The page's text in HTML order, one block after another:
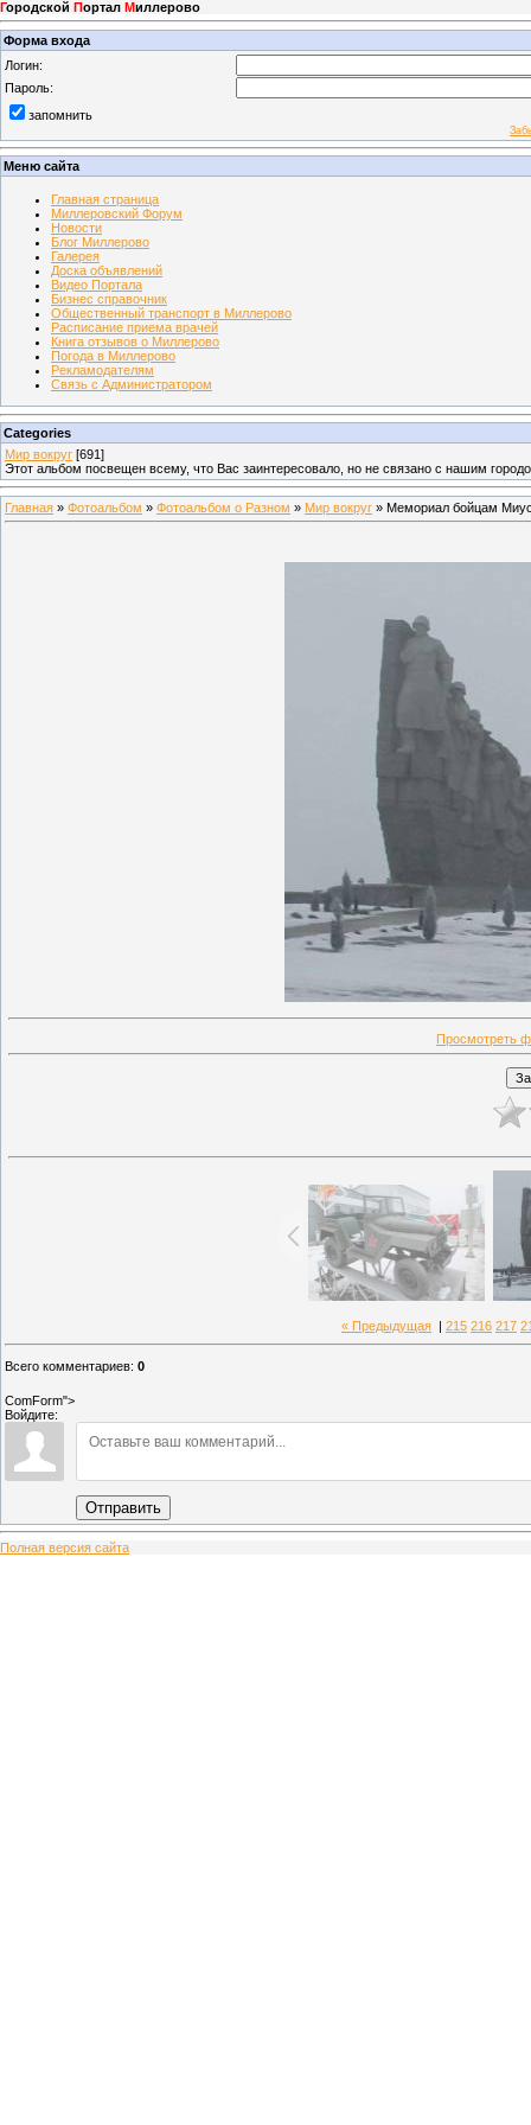
Городской Портал Миллерово
Форма входа
Логин:
Пароль:
запомнить
Меню сайта
Главная страница
Миллеровский Форум
Новости
Блог Миллерово
Галерея
Доска объявлений
Видео Портала
Бизнес справочник
Общественный транспорт в Миллерово
Расписание приема врачей
Книга отзывов о Миллерово
Погода в Миллерово
Рекламодателям
Связь с Администратором
Categories
Мир вокруг [691]
Этот альбом посвещен всему, что Вас заинтересовало, но не связано с нашим
Главная » Фотоальбом » Фотоальбом о Разном » Мир вокруг » Мемориал бойцам
Просмотреть
« Предыдущая 215 216 217
Всего комментариев: 0
ComForm">
Войдите:
Отправить
Полная версия сайта